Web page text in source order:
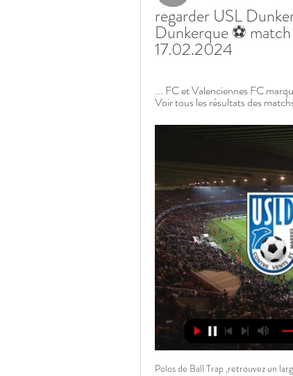
regarder USL
Dunkerque ⚽
17.02.2024
... FC et Valenciennes FC
Voir tous les résultats des
Polos de Ball Trap ,retrouvez un large choix d'articles aux prix les plus bas du net sur meyson.fr, livraison en 24/48H00, paiement sécurisé par CB et 4X sans

Entre Akwa United qui est actuellement 10ème de NPFL avec un bilan total de 0 succè(s), 1 nul(s) et 0 revers, et Katsina United classée 17ème de NPFL et présentant un bilan total de 0 victoire(s), 1 partage(s) des points et 1 défaite(s), nous voyons la victoire de Katsina United.

Les résultats en simple du tournois challenger de Recanati en Italie Résultats des matchs en simple Simple - 1er tour Simple - 2e tour Simple - 1/4 de finale Simple - Demi-finales Simple - FINALE Simple Simple - 1er tour Malek JAZIRI (TUN) 6 - 6 2 - 3 Daniel COX (GBR) Evgeny KOROLEV (KAZ) 4 - 6 - 6 6 - 2 - …

Football, France: résultats en direct de Dunkerque La page de Dunkerque sur Flashscore.fr offre le livescore, les résultats, les classements et les détails de matchs (buteurs, cartes rouges,).

Actualités Pour la saison en cours, voir: Championnat du Nigeria de football 2019 0 modifier Le Plateau United Football Club est un club de football nigérian basé à Jos .

Découvrez les résultats de l’Association : U18 Nationaux : USBPA-Villefranche 17-19 La réaction du staff : « Nous sommes tombés sur une très belle équipe de Villefranche sur Saône avec une charnière expérimentée. Bien que nous ayons mené jusqu’au bout, nous nous Sommes inclinés à la dernière seconde sur des erreurs.

Glasgow Rangers (Eco) / Bayer Leverkusen (Deu) Football Ligue Europa 2019/2020 - Reversés en Ligue Europa, les Allemands du Bayer Leverkusen s'offrent une seconde chance de briller sur la scène continentale. Vainqueurs du FC Porto en 16e de finale, Paulinho et ses coéquipiers se rendent en Ecosse pour défier les Glasgow Rangers, deuxièmes de leur groupe lors de la première …

VILLA d'architecte de 240 m²,sans vis à vis,construite en 1975 sur un terrain de 1556m² parfaitement arboré,avec piscine de 12m/5m(profondeur 2,50m),portail électrique,garages. Le toit terrasse... Annonce proposée par un agent commercial

Diffusion, Edition - villefranche de lauragais 31290servicesdiffusion editionwww. - à Villefranche de Lauragais (31290) Liste + Carte Filtre : villefranche de lauragais 31290servicesdiffusion editionwww. x

Deportivo Llacuabamba vs Ayacucho FC 2020-03-15 20:00 flux en direct, conseils, cotes et statistiques H2H. Cliquez ici pour tous nos pronostics et pronostics gratuits.

ElectraWorks Limited dispose d’une licence pour les paris à cote fixe (RGL No 051) et d’une licence de casino (RGL No 50) pour ses activités de jeux en ligne. De plus, ElectraWorks Limited est titulaire d’une licence émise par la Commission pour les Jeux de hasard du Royaume-Uni, conformément à la Loi sur les Jeux de 2014, dans le cadre d’établissement de licence et de la publicité.

US Boulogne - Lyon Duchère . 1:0 (0: 0) Ce match n’a été suivi par personne d’autre. Tu soutiens ton équipe dans les tribunes ? Pas de vacances sans foot en direct ? ? Crée un compte sur Transfermarkt, et c’est parti. Créer un compte.

Liste des organismes et entreprises de l'activité de l'hotellerie, hôtel sur la ville de Raray (60810), 'page 1) , réservation en ligne ou directe de chambre 2, 3 ou 4 étoiles, centre hotelier de luxe ou a prix discount, avec les adresses et les numéros de téléphone direct.Consultez aussi les catégories proches ; gite rural, chambre